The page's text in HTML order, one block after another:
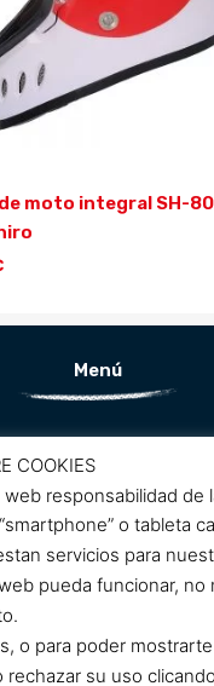
moto integral SH-
Menú
Conócenos
Promociones
Contacto
COOKIES
responsabilidad de
o tableta
servicios para
pueda funcionar,
o para poder
su uso